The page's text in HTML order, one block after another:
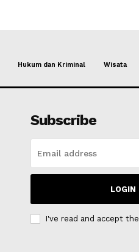
Hukum dan Kriminal Wisata
Subscribe
LOGIN
I've read and accept the